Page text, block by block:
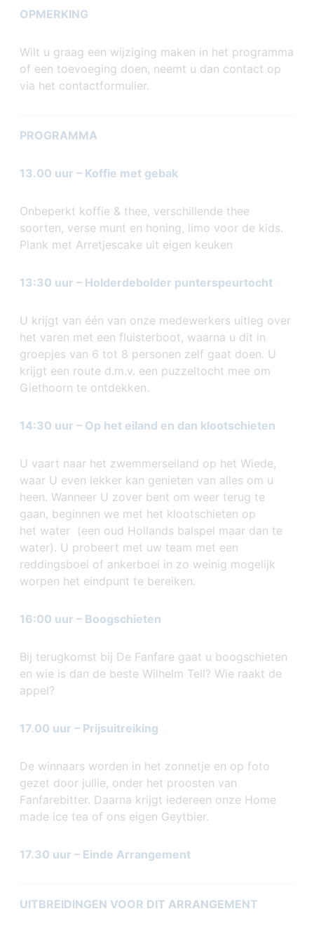
OPMERKING
Wilt u graag een wijziging maken in het programma
of een toevoeging doen, neemt u dan contact op
via het contactformulier.
PROGRAMMA
13.00 uur – Koffie met gebak
Onbeperkt koffie & thee, verschillende thee
soorten, verse munt en honing, limo voor de kids.
Plank met Arretjescake uit eigen keuken
13:30 uur – Holderdebolder punterspeurtocht
U krijgt van één van onze medewerkers uitleg over
het varen met een fluisterboot, waarna u dit in
groepjes van 6 tot 8 personen zelf gaat doen. U
krijgt een route d.m.v. een puzzeltocht mee om
Giethoorn te ontdekken.
14:30 uur – Op het eiland en dan klootschieten
U vaart naar het zwemmerseiland op het Wiede,
waar U even lekker kan genieten van alles om u
heen. Wanneer U zover bent om weer terug te
gaan, beginnen we met het klootschieten op
het water (een oud Hollands balspel maar dan te
water). U probeert met uw team met een
reddingsboei of ankerboei in zo weinig mogelijk
worpen het eindpunt te bereiken.
16:00 uur – Boogschieten
Bij terugkomst bij De Fanfare gaat u boogschieten
en wie is dan de beste Wilhelm Tell? Wie raakt de
17.00 uur – Prijsuitreiking
De winnaars worden in het zonnetje en op foto
gezet door jullie, onder het proosten van
Fanfarebitter. Daarna krijgt iedereen onze Home
made ice tea of ons eigen Geytbier.
17.30 uur – Einde Arrangement
UITBREIDINGEN VOOR DIT ARRANGEMENT